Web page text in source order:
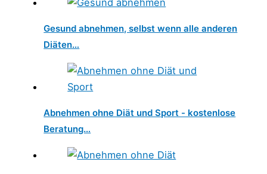
Gesund abnehmen, selbst wenn alle anderen
Diäten…
Abnehmen ohne Diät und Sport - kostenlose
Beratung…